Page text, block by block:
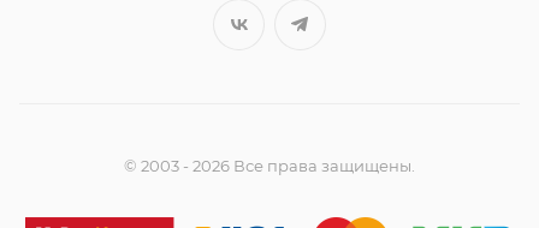
© 2003 - 2026 Все права защищены.